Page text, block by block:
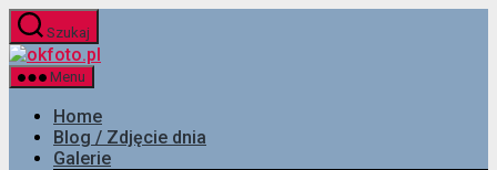
Przejdź
do
treści
Szukaj
Menu
Home
Blog / Zdjęcie dnia
Galerie